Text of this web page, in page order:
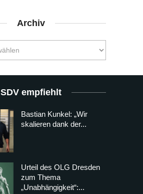
Archiv
SDV empfiehlt
Bastian Kunkel: „Wir
skalieren dank der...
Urteil des OLG Dresden
zum Thema
„Unabhängigkeit“:...